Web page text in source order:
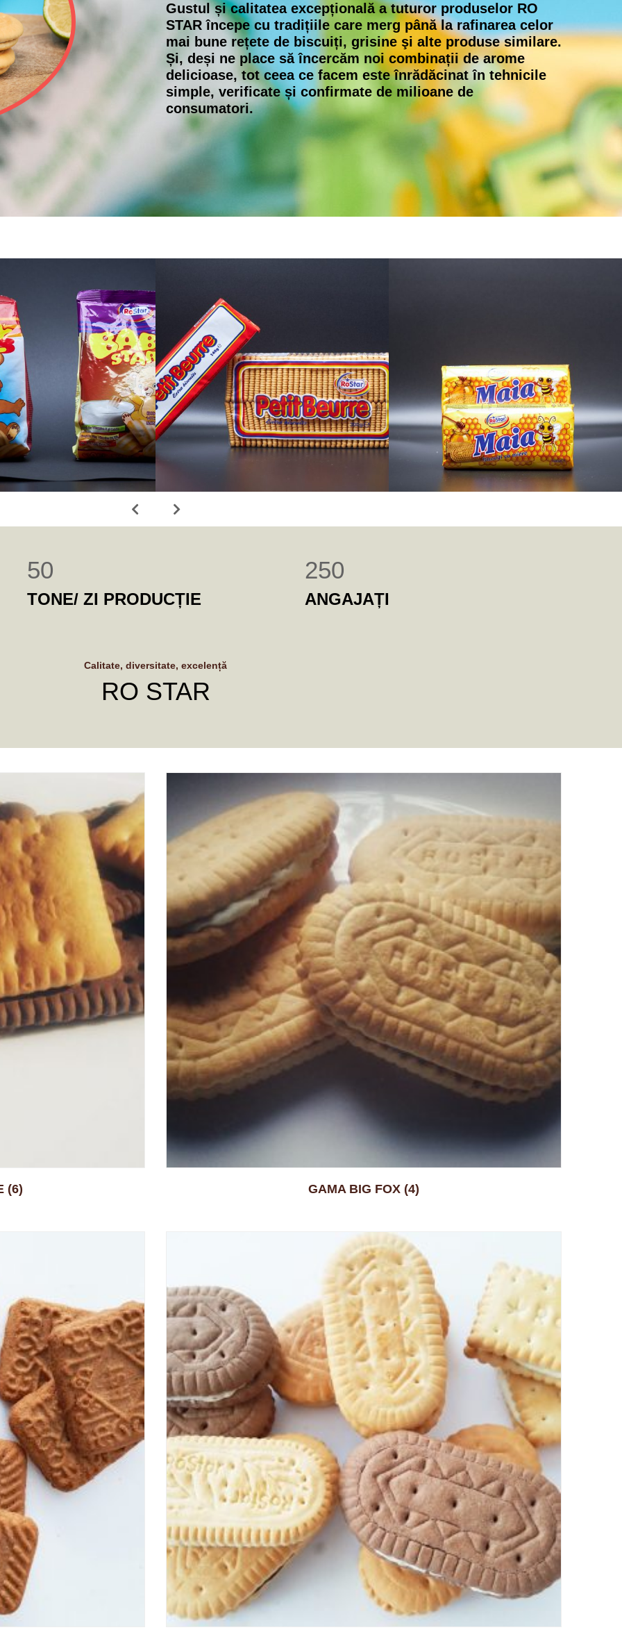
Gustul și calitatea excepțională a tuturor produselor RO
STAR începe cu tradițiile care merg până la rafinarea celor
mai bune rețete de biscuiți, grisine şi alte produse similare.
Și, deși ne place să încercăm noi combinații de arome
delicioase, tot ceea ce facem este înrădăcinat în tehnicile
simple, verificate și confirmate de milioane de
consumatori.
50
TONE/ ZI PRODUCȚIE
250
ANGAJAȚI
Calitate, diversitate, excelență
RO STAR
(6) GAMA BIG FOX (4)